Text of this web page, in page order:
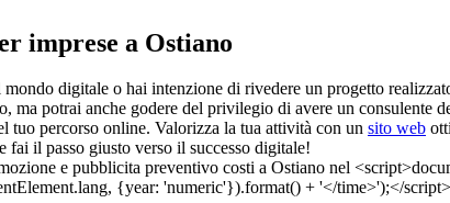
imprese a Ostiano
mondo digitale o hai intenzione di rivedere un progetto
ma potrai anche godere del privilegio di avere un consulente
tuo percorso online. Valorizza la tua attività con un sito web
il passo giusto verso il successo digitale!